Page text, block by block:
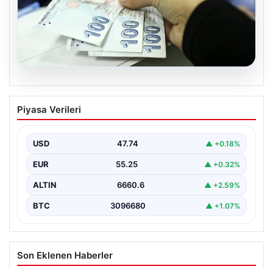
07.08.2026
Nisan Ayı Doğum Yardımı Ödemeleri
2026: Ödemeler Yapıldı mı? Bakan
Her ay düzenli olarak yapılan doğum yardımı ödemeleri,
Piyasa Verileri
USD 47.74 ▲ +0.18%
EUR 55.25 ▲ +0.32%
ALTIN 6660.6 ▲ +2.59%
BTC 3096680 ▲ +1.07%
Son Eklenen Haberler